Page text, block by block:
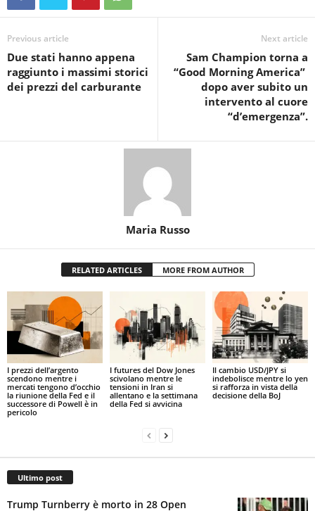
Previous article
Due stati hanno appena
raggiunto i massimi storici
dei prezzi del carburante
Next article
Sam Champion torna a
“Good Morning America” ​​
dopo aver subito un
intervento al cuore
“d’emergenza”.
Maria Russo
RELATED ARTICLES MORE FROM AUTHOR
I prezzi dell’argento
scendono mentre i
mercati tengono d’occhio
la riunione della Fed e il
successore di Powell è in
pericolo
I futures del Dow Jones
scivolano mentre le
tensioni in Iran si
allentano e la settimana
della Fed si avvicina
Il cambio USD/JPY si
indebolisce mentre lo yen
si rafforza in vista della
decisione della BoJ
Ultimo post
Trump Turnberry è morto in 28 Open